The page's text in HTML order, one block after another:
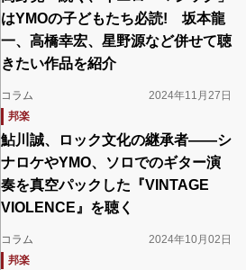
はYMOの子どもたち必読! 坂本龍
一、高橋幸宏、星野源など併せて聴
きたい作品を紹介
コラム
2024年11月27日
邦楽
鮎川誠、ロック文化の継承者――シ
ナロケやYMO、ソロでのギター演
奏を真空パックした『VINTAGE
VIOLENCE』を聴く
コラム
2024年10月02日
邦楽